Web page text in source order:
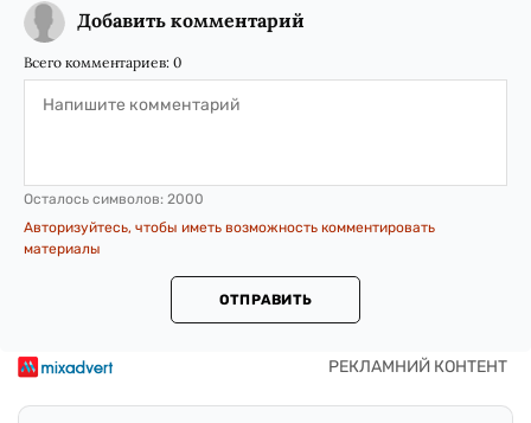
Добавить комментарий
Всего комментариев: 0
Осталось символов: 2000
Авторизуйтесь, чтобы иметь возможность комментировать
материалы
ОТПРАВИТЬ